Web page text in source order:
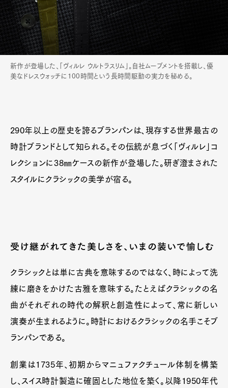
新作が登場した、「ヴィルレ ウルトラスリム」。自社ムーブメントを搭載し、優
美なドレスウォッチに100時間という長時間駆動の実力を秘める。
290年以上の歴史を誇るブランパンは、現存する世界最古の
時計ブランドとして知られる。その伝統が息づく「ヴィルレ」コ
レクションに38㎜ケースの新作が登場した。研ぎ澄まされた
スタイルにクラシックの美学が宿る。
受け継がれてきた美しさを、いまの装いで愉しむ
クラシックとは単に古典を意味するのではなく、時によって洗
練に磨きをかけた古雅を意味する。たとえばクラシックの名
曲がそれぞれの時代の解釈と創造性によって、常に新しい
演奏が生まれるように。時計におけるクラシックの名手こそブ
ランパンである。
創業は1735年、初期からマニュファクチュール体制を構築
し、スイス時計製造に確固とした地位を築く。以降1950年代